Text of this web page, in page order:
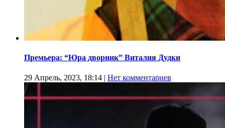
Премьера: “Юра дворник” Виталия Дудки
29 Апрель, 2023, 18:14 | Нет комментариев